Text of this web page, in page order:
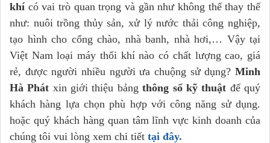
khí có vai trò quan trọng và gần như không thể thay thế
như: nuôi trồng thủy sản, xử lý nước thải công nghiệp,
tạo hình cho cổng chào, nhà banh, nhà hơi,… Vậy tại
Việt Nam loại máy thổi khí nào có chất lượng cao, giá
rẻ, được người nhiều người ưa chuộng sử dụng? Minh
Hà Phát xin giới thiệu bảngthông số kỹ thuật để quý
khách hàng lựa chọn phù hợp với công năng sử dụng.
hoặc quý khách hàng quan tâm lĩnh vực kinh doanh của
chúng tôi vui lòng xem chi tiết tại đây.